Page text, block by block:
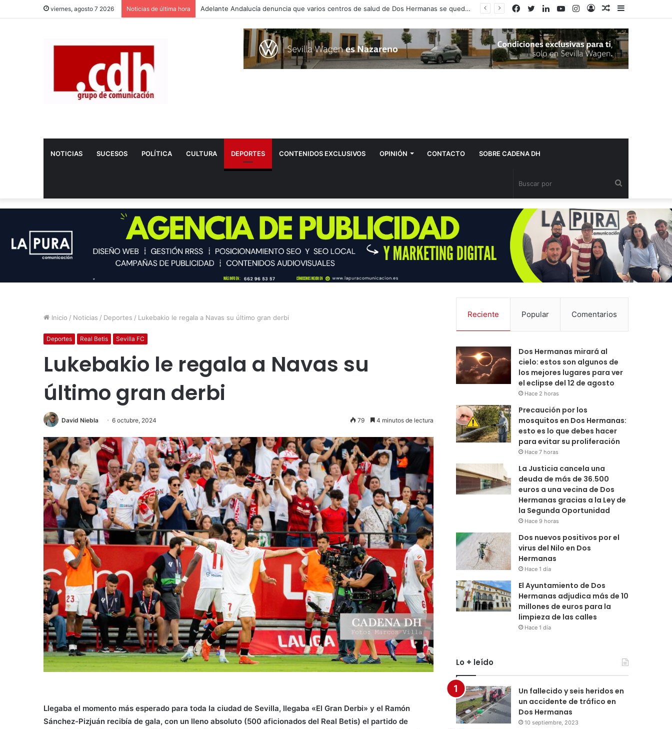
viernes, agosto 7 2026 Noticias de última hora Adelante Andalucía denuncia que varios centros de salud de Dos Hermanas se quedan sin pediatra en pleno mes de agosto
Barra
Publicación
azar
Acceso
Instagram
YouTube
LinkedIn
Twitter
Facebook
NOTICIAS SUCESOS POLÍTICA CULTURA DEPORTES CONTENIDOS EXCLUSIVOS OPINIÓN CONTACTO SOBRE CADENA DH
por
Inicio / Noticias / Deportes / Lukebakio le regala a Navas su último gran derbi
Deportes Real Betis Sevilla FC
Lukebakio le regala a Navas su
último gran derbi
David Niebla 6 octubre, 2024 79 4 minutos de lectura
Llegaba el momento más esperado para toda la ciudad de Sevilla, llegaba «El Gran Derbi» y el Ramón
Sánchez-Pizjuán recibía de gala, con un lleno absoluto (500 aficionados del Real Betis) el partido de
Reciente Popular Comentarios
Dos Hermanas mirará al
cielo: estos son algunos de
los mejores lugares para ver
el eclipse del 12 de agosto
Hace 2 horas
Precaución por los
mosquitos en Dos Hermanas:
esto es lo que debes hacer
para evitar su proliferación
Hace 7 horas
La Justicia cancela una
deuda de más de 36.500
euros a una vecina de Dos
Hermanas gracias a la Ley de
la Segunda Oportunidad
Hace 9 horas
Dos nuevos positivos por el
virus del Nilo en Dos
Hermanas
Hace 1 día
El Ayuntamiento de Dos
Hermanas adjudica más de 10
millones de euros para la
limpieza de las calles
Hace 1 día
Lo + leído
Un fallecido y seis heridos en
un accidente de tráfico en
Dos Hermanas
10 septiembre, 2023